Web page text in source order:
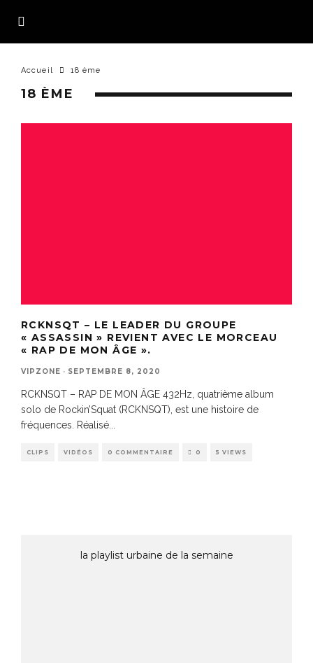
Accueil 18 ème
18 ÈME
RCKNSQT – LE LEADER DU GROUPE
« ASSASSIN » REVIENT AVEC LE MORCEAU
« RAP DE MON ÂGE ».
VIPZONE · SEPTEMBRE 8, 2020
RCKNSQT – RAP DE MON ÂGE 432Hz, quatrième album
solo de Rockin’Squat (RCKNSQT), est une histoire de
fréquences. Réalisé
CLIPS VIDÉOS 0 COMMENTAIRE 0 5 VIEWS
la playlist urbaine de la semaine